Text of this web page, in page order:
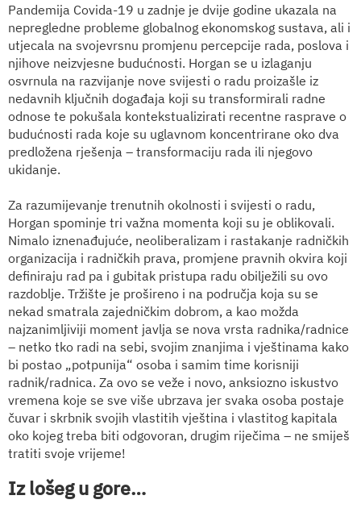
Pandemija Covida-19 u zadnje je dvije godine ukazala na
nepregledne probleme globalnog ekonomskog sustava, ali i
utjecala na svojevrsnu promjenu percepcije rada, poslova i
njihove neizvjesne budućnosti. Horgan se u izlaganju
osvrnula na razvijanje nove svijesti o radu proizašle iz
nedavnih ključnih događaja koji su transformirali radne
odnose te pokušala kontekstualizirati recentne rasprave o
budućnosti rada koje su uglavnom koncentrirane oko dva
predložena rješenja – transformaciju rada ili njegovo
ukidanje.
Za razumijevanje trenutnih okolnosti i svijesti o radu,
Horgan spominje tri važna momenta koji su je oblikovali.
Nimalo iznenađujuće, neoliberalizam i rastakanje radničkih
organizacija i radničkih prava, promjene pravnih okvira koji
definiraju rad pa i gubitak pristupa radu obilježili su ovo
razdoblje. Tržište je prošireno i na područja koja su se
nekad smatrala zajedničkim dobrom, a kao možda
najzanimljiviji moment javlja se nova vrsta radnika/radnice
– netko tko radi na sebi, svojim znanjima i vještinama kako
bi postao „potpunija“ osoba i samim time korisniji
radnik/radnica. Za ovo se veže i novo, anksiozno iskustvo
vremena koje se sve više ubrzava jer svaka osoba postaje
čuvar i skrbnik svojih vlastitih vještina i vlastitog kapitala
oko kojeg treba biti odgovoran, drugim riječima – ne smiješ
tratiti svoje vrijeme!
Iz lošeg u gore…